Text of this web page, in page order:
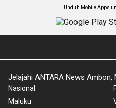
Unduh Mobile Apps
Jelajahi ANTARA News Ambon,
Nasional
Maluku